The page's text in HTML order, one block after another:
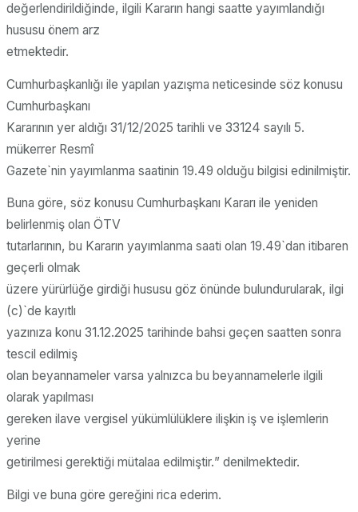
değerlendirildiğinde, ilgili Kararın hangi saatte yayımlandığı
hususu önem arz
etmektedir.
Cumhurbaşkanlığı ile yapılan yazışma neticesinde söz konusu
Cumhurbaşkanı
Kararının yer aldığı 31/12/2025 tarihli ve 33124 sayılı 5.
mükerrer Resmî
Gazete`nin yayımlanma saatinin 19.49 olduğu bilgisi edinilmiştir.
Buna göre, söz konusu Cumhurbaşkanı Kararı ile yeniden
belirlenmiş olan ÖTV
tutarlarının, bu Kararın yayımlanma saati olan 19.49`dan itibaren
geçerli olmak
üzere yürürlüğe girdiği hususu göz önünde bulundurularak, ilgi
(c)`de kayıtlı
yazınıza konu 31.12.2025 tarihinde bahsi geçen saatten sonra
tescil edilmiş
olan beyannameler varsa yalnızca bu beyannamelerle ilgili
olarak yapılması
gereken ilave vergisel yükümlülüklere ilişkin iş ve işlemlerin
yerine
getirilmesi gerektiği mütalaa edilmiştir.” denilmektedir.
Bilgi ve buna göre gereğini rica ederim.